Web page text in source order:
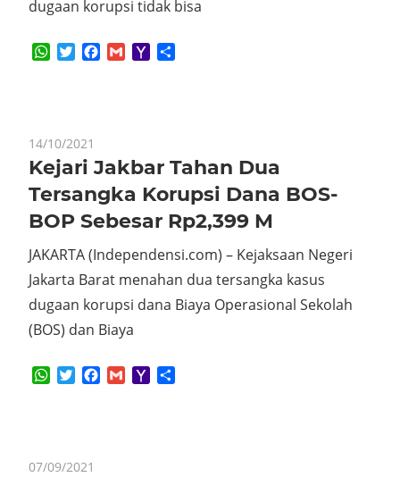
dugaan korupsi tidak bisa
WhatsApp
TwitterFacebook
GmailYahoo
14/10/2021
Kejari Jakbar Tahan Dua
Tersangka Korupsi Dana BOS-
BOP Sebesar Rp2,399 M
JAKARTA (Independensi.com) – Kejaksaan Negeri
Jakarta Barat menahan dua tersangka kasus
dugaan korupsi dana Biaya Operasional Sekolah
(BOS) dan Biaya
WhatsApp
TwitterFacebook
GmailYahoo
07/09/2021